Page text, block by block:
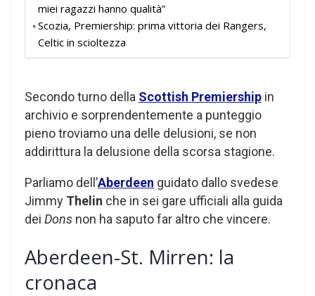
miei ragazzi hanno qualità”
Scozia, Premiership: prima vittoria dei Rangers,
Celtic in scioltezza
Secondo turno della Scottish Premiership in
archivio e sorprendentemente a punteggio
pieno troviamo una delle delusioni, se non
addirittura la delusione della scorsa stagione.
Parliamo dell’Aberdeen guidato dallo svedese
Jimmy Thelin che in sei gare ufficiali alla guida
dei Dons non ha saputo far altro che vincere.
Aberdeen-St. Mirren: la
cronaca